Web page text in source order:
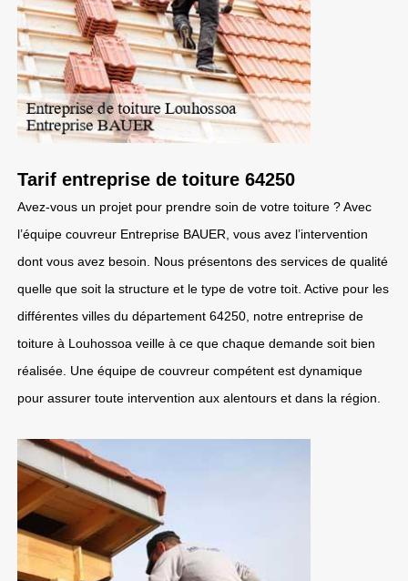
Tarif entreprise de toiture 64250
Avez-vous un projet pour prendre soin de votre toiture ? Avec
l’équipe couvreur Entreprise BAUER, vous avez l’intervention
dont vous avez besoin. Nous présentons des services de qualité
quelle que soit la structure et le type de votre toit. Active pour les
différentes villes du département 64250, notre entreprise de
toiture à Louhossoa veille à ce que chaque demande soit bien
réalisée. Une équipe de couvreur compétent est dynamique
pour assurer toute intervention aux alentours et dans la région.